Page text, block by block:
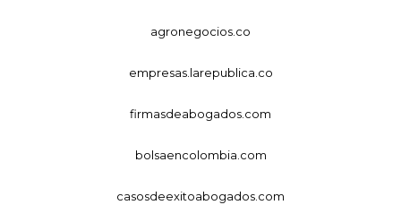
agronegocios.co
empresas.larepublica.co
firmasdeabogados.com
bolsaencolombia.com
casosdeexitoabogados.com